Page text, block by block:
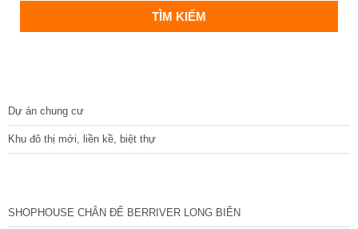
Dự án chung cư
Khu đô thị mới, liền kề, biệt thự
SHOPHOUSE CHÂN ĐẾ BERRIVER LONG BIÊN